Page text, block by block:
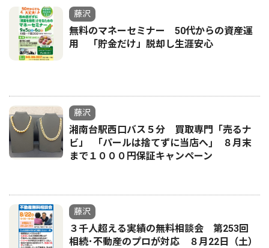
藤沢
無料のマネーセミナー 50代からの資産運
用 「貯金だけ」脱却し生涯安心
藤沢
湘南台駅西口バス５分 買取専門「売るナ
ビ」 ｢パールは捨てずに当店へ｣ ８月末
まで１０００円保証キャンペーン
藤沢
３千人超える実績の無料相談会 第253回
相続･不動産のプロが対応 ８月22日（土）